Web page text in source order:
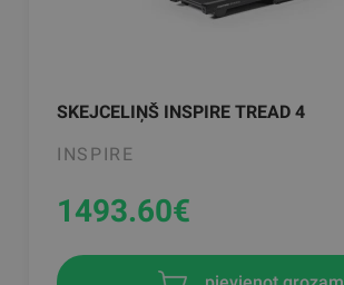
SKEJCELIŅŠ INSPIRE TREAD 4
INSPIRE
1493.60€